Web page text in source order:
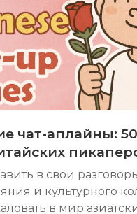
чат-аплайны:
в свои
и культурного
в мир